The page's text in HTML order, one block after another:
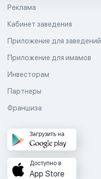
Реклама
Кабинет заведения
Приложение для заведений
Приложение для имамов
Инвесторам
Партнеры
Франшиза
Загрузить на
Доступно в
App Store